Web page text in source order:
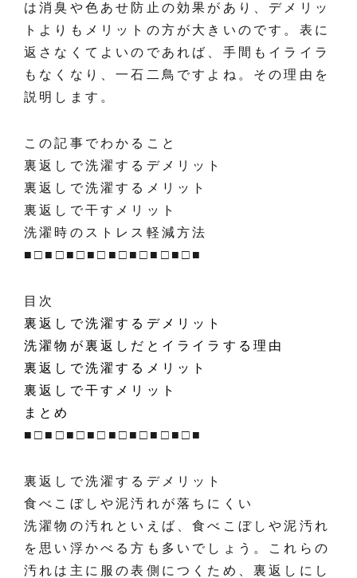
は消臭や色あせ防止の効果があり、デメリッ
トよりもメリットの方が大きいのです。表に
返さなくてよいのであれば、手間もイライラ
もなくなり、一石二鳥ですよね。その理由を
説明します。
この記事でわかること
裏返しで洗濯するデメリット
裏返しで洗濯するメリット
裏返しで干すメリット
洗濯時のストレス軽減方法
■□■□■□■□■□■□■□■□■
目次
裏返しで洗濯するデメリット
洗濯物が裏返しだとイライラする理由
裏返しで洗濯するメリット
裏返しで干すメリット
まとめ
■□■□■□■□■□■□■□■□■
裏返しで洗濯するデメリット
食べこぼしや泥汚れが落ちにくい
洗濯物の汚れといえば、食べこぼしや泥汚れ
を思い浮かべる方も多いでしょう。これらの
汚れは主に服の表側につくため、裏返しにし